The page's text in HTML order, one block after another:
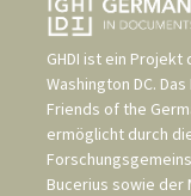
GHDI ist ein Projekt
Washington DC.
Friends of the
ermöglicht durch
Bucerius sowie der